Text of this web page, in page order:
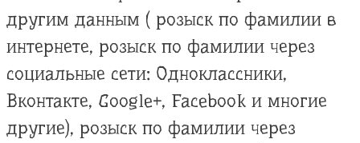
другим данным ( розыск по фамилии в
интернете, розыск по фамилии через
социальные сети: Одноклассники,
Вконтакте, Google+, Facebook и многие
другие), розыск по фамилии через